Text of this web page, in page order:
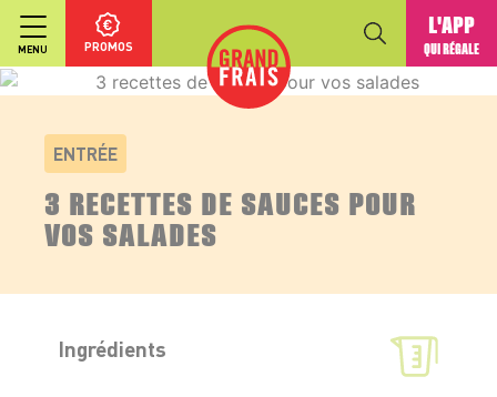
MENU PROMOS
L'APP
QUI RÉGALE
ENTRÉE
3 RECETTES DE SAUCES POUR
VOS SALADES
Ingrédients